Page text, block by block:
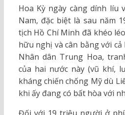
Hoa Kỳ ngày càng dính líu
Nam, đặc biệt là sau năm
tịch Hồ Chí Minh đã khéo
hữu nghị và cân bằng với cả
Nhân dân Trung Hoa,
của hai nước này (vũ khí,
kháng chiến chống Mỹ dù
khi ấy đang có bất hòa với